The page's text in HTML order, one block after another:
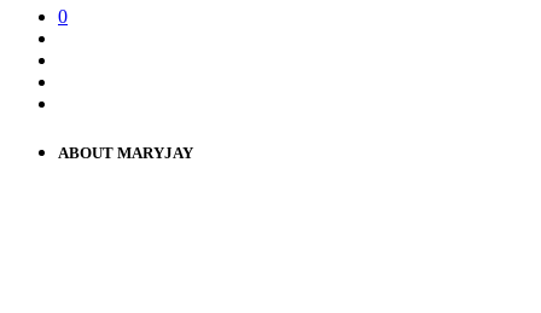
0
ABOUT MARYJAY